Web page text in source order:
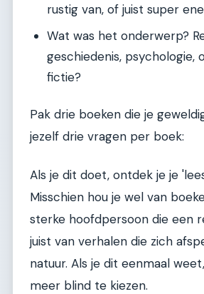
rustig van, of juist super
Wat was het onderwerp?
geschiedenis, psychologie,
fictie?
Pak drie boeken die je
jezelf drie vragen per boek:
Als je dit doet, ontdek je je
Misschien hou je wel van
sterke hoofdpersoon die een
juist van verhalen die zich
natuur. Als je dit eenmaal
meer blind te kiezen.